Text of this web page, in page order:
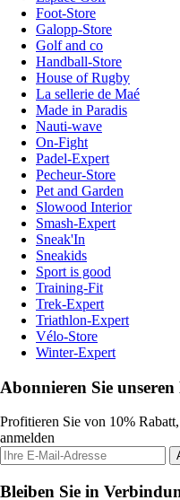
Foot-Store
Galopp-Store
Golf and co
Handball-Store
House of Rugby
La sellerie de Maé
Made in Paradis
Nauti-wave
On-Fight
Padel-Expert
Pecheur-Store
Pet and Garden
Slowood Interior
Smash-Expert
Sneak'In
Sneakids
Sport is good
Training-Fit
Trek-Expert
Triathlon-Expert
Vélo-Store
Winter-Expert
Abonnieren Sie unseren
Profitieren Sie von 10%
anmelden
Bleiben Sie in